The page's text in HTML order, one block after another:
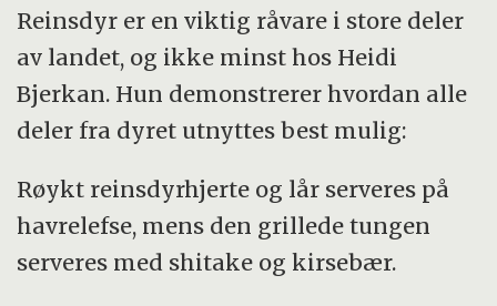
Reinsdyr er en viktig råvare i store deler
av landet, og ikke minst hos Heidi
Bjerkan. Hun demonstrerer hvordan alle
deler fra dyret utnyttes best mulig:
Røykt reinsdyrhjerte og lår serveres på
havrelefse, mens den grillede tungen
serveres med shitake og kirsebær.